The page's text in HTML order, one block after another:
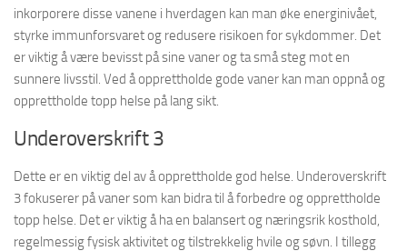
inkorporere disse vanene i hverdagen kan man øke energinivået,
styrke immunforsvaret og redusere risikoen for sykdommer. Det
er viktig å være bevisst på sine vaner og ta små steg mot en
sunnere livsstil. Ved å opprettholde gode vaner kan man oppnå og
opprettholde topp helse på lang sikt.
Underoverskrift 3
Dette er en viktig del av å opprettholde god helse. Underoverskrift
3 fokuserer på vaner som kan bidra til å forbedre og opprettholde
topp helse. Det er viktig å ha en balansert og næringsrik kosthold,
regelmessig fysisk aktivitet og tilstrekkelig hvile og søvn. I tillegg